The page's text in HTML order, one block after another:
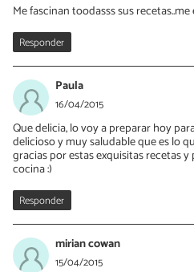
Me fascinan toodasss sus
Responder
Paula
16/04/2015
Que delicia, lo voy a preparar hoy
delicioso y muy saludable que es lo
gracias por estas exquisitas recetas
cocina :)
Responder
mirian cowan
15/04/2015